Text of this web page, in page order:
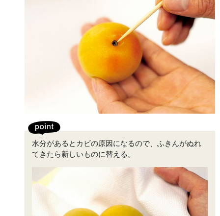
水分があるとカビの原因になるので、ふきんがぬれ
てきたら新しいものに替える。